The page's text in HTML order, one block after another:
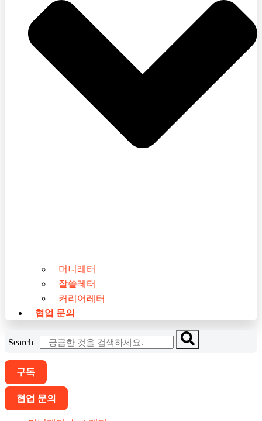
머니레터
잘쓸레터
커리어레터
협업 문의
Search
구독
협업 문의